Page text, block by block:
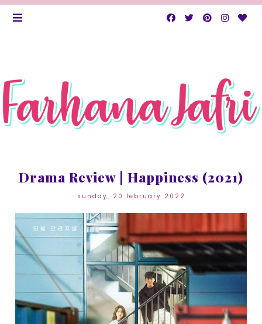
Drama Review | Happiness (2021)
sunday, 20 february 2022